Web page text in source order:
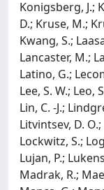
Konigsberg, J.;
D.; Kruse, M.;
Kwang, S.;
Lancaster, M.;
Latino, G.;
Lee, S. W.; Leo,
Lin, C. -J.;
Litvintsev, D. O.;
Lockwitz, S.;
Lujan, P.;
Madrak, R.;